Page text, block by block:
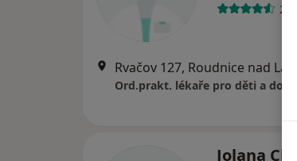
28
Rvačov 127, Roudnice nad
Ord.prakt. lékaře pro děti a
Jolana